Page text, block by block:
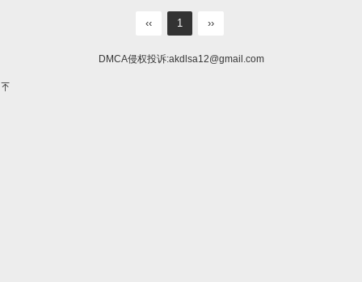
‹‹ 1 ››
DMCA侵权投诉:akdlsa12@gmail.com